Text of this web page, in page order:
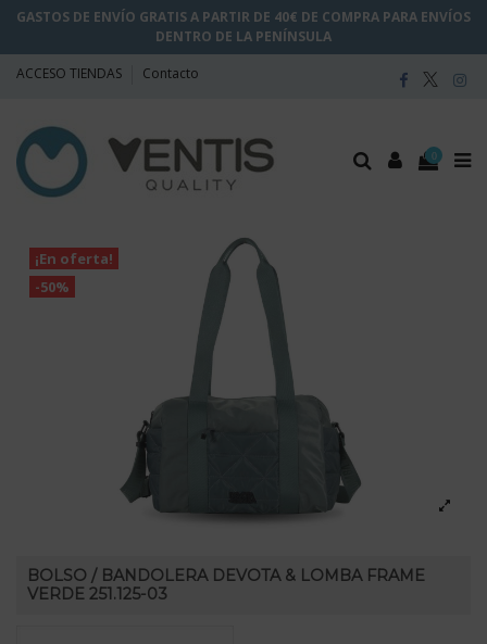
GASTOS DE ENVÍO GRATIS A PARTIR DE 40€ DE COMPRA PARA ENVÍOS
DENTRO DE LA PENÍNSULA
ACCESO TIENDAS Contacto
0
¡En oferta!
-50%
BOLSO / BANDOLERA DEVOTA & LOMBA FRAME
VERDE 251.125-03